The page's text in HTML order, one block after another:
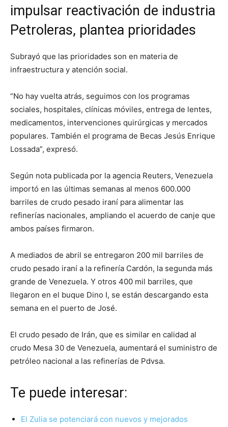
impulsar reactivación de industria
Petroleras, plantea prioridades
Subrayó que las prioridades son en materia de
infraestructura y atención social.
“No hay vuelta atrás, seguimos con los programas
sociales, hospitales, clínicas móviles, entrega de lentes,
medicamentos, intervenciones quirúrgicas y mercados
populares. También el programa de Becas Jesús Enrique
Lossada”, expresó.
Según nota publicada por la agencia Reuters, Venezuela
importó en las últimas semanas al menos 600.000
barriles de crudo pesado iraní para alimentar las
refinerías nacionales, ampliando el acuerdo de canje que
ambos países firmaron.
A mediados de abril se entregaron 200 mil barriles de
crudo pesado iraní a la refinería Cardón, la segunda más
grande de Venezuela. Y otros 400 mil barriles, que
llegaron en el buque Dino I, se están descargando esta
semana en el puerto de José.
El crudo pesado de Irán, que es similar en calidad al
crudo Mesa 30 de Venezuela, aumentará el suministro de
petróleo nacional a las refinerías de Pdvsa.
Te puede interesar:
El Zulia se potenciará con nuevos y mejorados